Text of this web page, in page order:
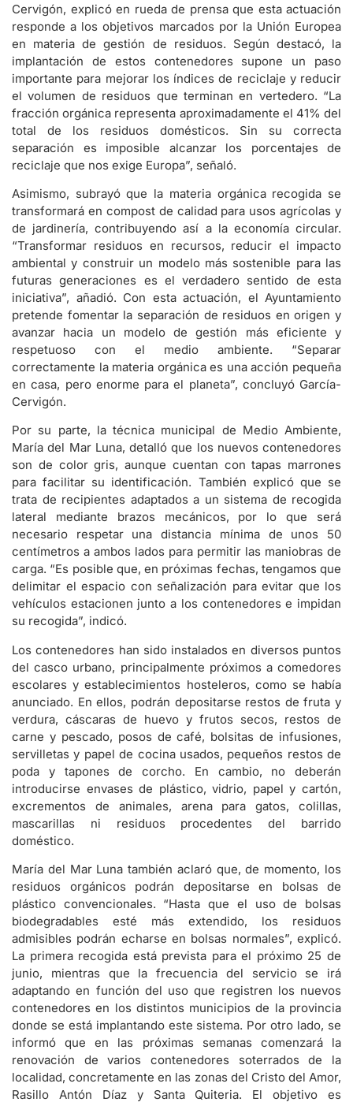
Cervigón, explicó en rueda de prensa que esta actuación
responde a los objetivos marcados por la Unión Europea
en materia de gestión de residuos. Según destacó, la
implantación de estos contenedores supone un paso
importante para mejorar los índices de reciclaje y reducir
el volumen de residuos que terminan en vertedero. “La
fracción orgánica representa aproximadamente el 41% del
total de los residuos domésticos. Sin su correcta
separación es imposible alcanzar los porcentajes de
reciclaje que nos exige Europa”, señaló.
Asimismo, subrayó que la materia orgánica recogida se
transformará en compost de calidad para usos agrícolas y
de jardinería, contribuyendo así a la economía circular.
“Transformar residuos en recursos, reducir el impacto
ambiental y construir un modelo más sostenible para las
futuras generaciones es el verdadero sentido de esta
iniciativa”, añadió. Con esta actuación, el Ayuntamiento
pretende fomentar la separación de residuos en origen y
avanzar hacia un modelo de gestión más eficiente y
respetuoso con el medio ambiente. “Separar
correctamente la materia orgánica es una acción pequeña
en casa, pero enorme para el planeta”, concluyó García-
Cervigón.
Por su parte, la técnica municipal de Medio Ambiente,
María del Mar Luna, detalló que los nuevos contenedores
son de color gris, aunque cuentan con tapas marrones
para facilitar su identificación. También explicó que se
trata de recipientes adaptados a un sistema de recogida
lateral mediante brazos mecánicos, por lo que será
necesario respetar una distancia mínima de unos 50
centímetros a ambos lados para permitir las maniobras de
carga. “Es posible que, en próximas fechas, tengamos que
delimitar el espacio con señalización para evitar que los
vehículos estacionen junto a los contenedores e impidan
su recogida”, indicó.
Los contenedores han sido instalados en diversos puntos
del casco urbano, principalmente próximos a comedores
escolares y establecimientos hosteleros, como se había
anunciado. En ellos, podrán depositarse restos de fruta y
verdura, cáscaras de huevo y frutos secos, restos de
carne y pescado, posos de café, bolsitas de infusiones,
servilletas y papel de cocina usados, pequeños restos de
poda y tapones de corcho. En cambio, no deberán
introducirse envases de plástico, vidrio, papel y cartón,
excrementos de animales, arena para gatos, colillas,
mascarillas ni residuos procedentes del barrido
doméstico.
María del Mar Luna también aclaró que, de momento, los
residuos orgánicos podrán depositarse en bolsas de
plástico convencionales. “Hasta que el uso de bolsas
biodegradables esté más extendido, los residuos
admisibles podrán echarse en bolsas normales”, explicó.
La primera recogida está prevista para el próximo 25 de
junio, mientras que la frecuencia del servicio se irá
adaptando en función del uso que registren los nuevos
contenedores en los distintos municipios de la provincia
donde se está implantando este sistema. Por otro lado, se
informó que en las próximas semanas comenzará la
renovación de varios contenedores soterrados de la
localidad, concretamente en las zonas del Cristo del Amor,
Rasillo Antón Díaz y Santa Quiteria. El objetivo es